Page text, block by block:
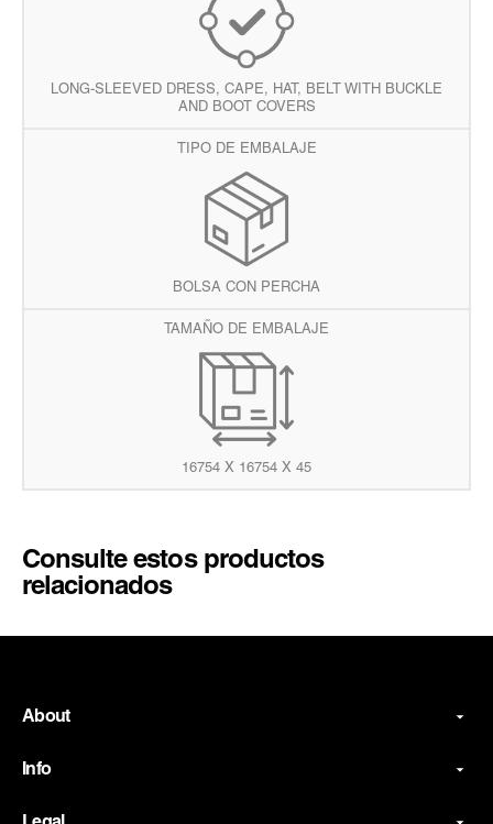
LONG-SLEEVED DRESS, CAPE, HAT, BELT WITH BUCKLE
AND BOOT COVERS
TIPO DE EMBALAJE
BOLSA CON PERCHA
TAMAÑO DE EMBALAJE
16754 X 16754 X 45
Consulte estos productos
relacionados
About
Info